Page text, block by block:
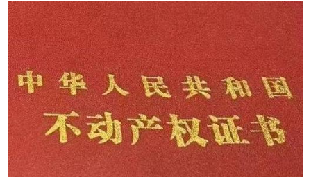
前还款，一般需要提前半个月左右预约，特殊 ...